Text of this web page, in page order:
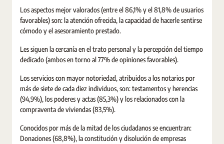
Los aspectos mejor valorados (entre el 86,1% y el 81,8% de usuarios
favorables) son: la atención ofrecida, la capacidad de hacerle sentirse
cómodo y el asesoramiento prestado.
Les siguen la cercanía en el trato personal y la percepción del tiempo
dedicado (ambos en torno al 77% de opiniones favorables).
Los servicios con mayor notoriedad, atribuidos a los notarios por
más de siete de cada diez individuos, son: testamentos y herencias
(94,9%), los poderes y actas (85,3%) y los relacionados con la
compraventa de viviendas (83,5%).
Conocidos por más de la mitad de los ciudadanos se encuentran:
Donaciones (68,8%), la constitución y disolución de empresas